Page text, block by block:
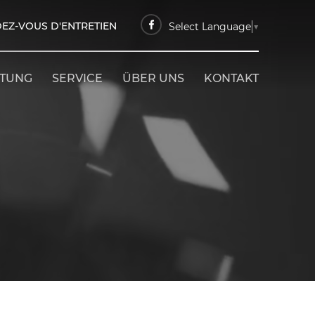
VOUS D'ENTRETIEN Select Language ▼
SERVICE ÜBER UNS KONTAKT